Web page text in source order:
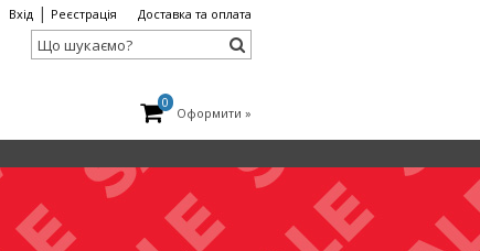
Вхід| Реєстрація Доставка та оплата
0
Оформити »